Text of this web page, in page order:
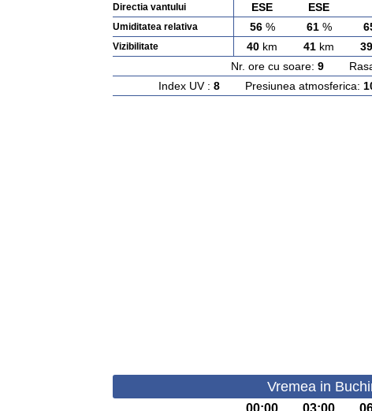
Directia vantului ESE ESE
Umiditatea relativa 56% 61%
Vizibilitate 40 km 41 km 39
Nr. ore cu soare: 9
Index UV : 8 Presiunea atmosferica:
Vremea in
00:00 03:00